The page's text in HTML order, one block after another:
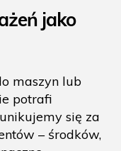
jako
maszyn lub
potrafi
się za
– środków,